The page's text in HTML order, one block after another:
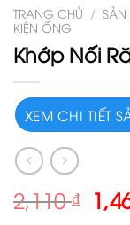
TRANG CHỦ /
KIỆN ỐNG
Khớp Nối
XEM CHI TIẾT
2,110₫